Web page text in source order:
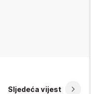
Sljedeća vijest